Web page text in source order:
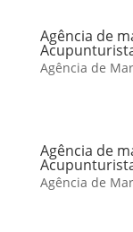
Agência de
Agência de
Agência de
Agência de